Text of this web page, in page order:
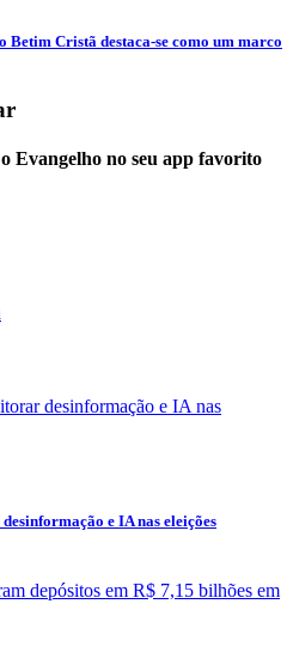
Betim Cristã destaca-se como um marco
Evangelho no seu app favorito
e IA nas eleições